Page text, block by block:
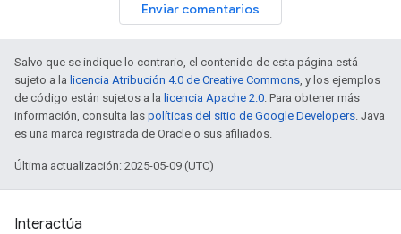
Enviar comentarios
Salvo que se indique lo contrario, el contenido de esta página está
sujeto a la licencia Atribución 4.0 de Creative Commons, y los ejemplos
de código están sujetos a la licencia Apache 2.0. Para obtener más
información, consulta las políticas del sitio de Google Developers. Java
es una marca registrada de Oracle o sus afiliados.
Última actualización: 2025-05-09 (UTC)
Interactúa